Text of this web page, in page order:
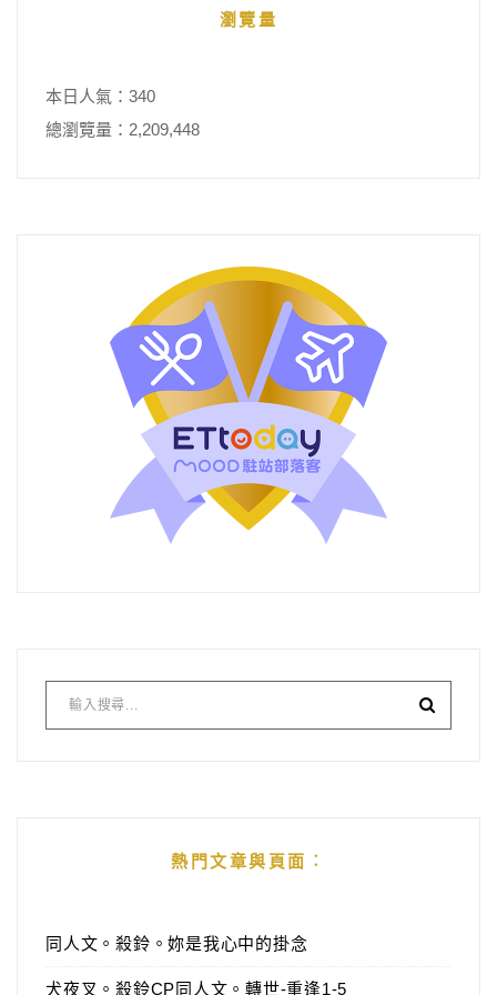
瀏覽量
本日人氣：340
總瀏覽量：2,209,448
熱門文章與頁面︰
同人文。殺鈴。妳是我心中的掛念
犬夜叉。殺鈴CP同人文。轉世-重逢1-5